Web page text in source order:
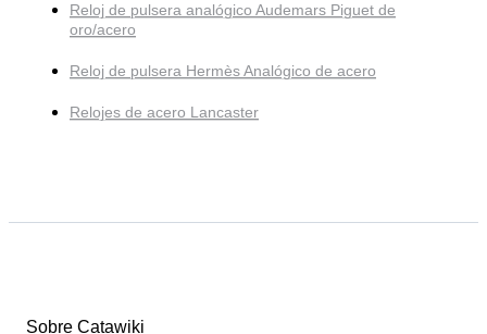
Reloj de pulsera analógico Audemars Piguet de
oro/acero
Reloj de pulsera Hermès Analógico de acero
Relojes de acero Lancaster
Sobre Catawiki